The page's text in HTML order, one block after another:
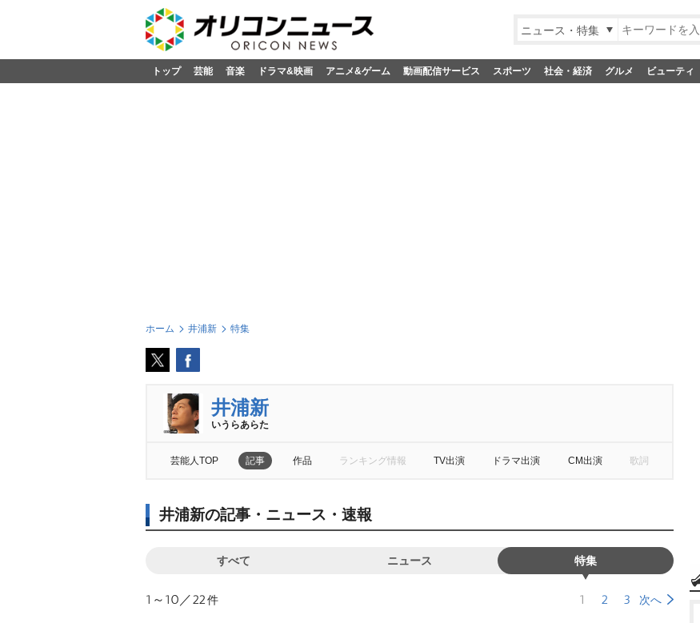
ニュース・特集
トップ 芸能 音楽 ドラマ&映画 アニメ&ゲーム 動画配信サービス スポーツ 社会・経済 グルメ ビューティ
ホーム 井浦新 特集
井浦新
いうらあらた
芸能人TOP 記事 作品 ランキング情報 TV出演 ドラマ出演 CM出演 歌詞
井浦新の記事・ニュース・速報
すべて ニュース 特集
1～10／22件 1 2 3 次へ